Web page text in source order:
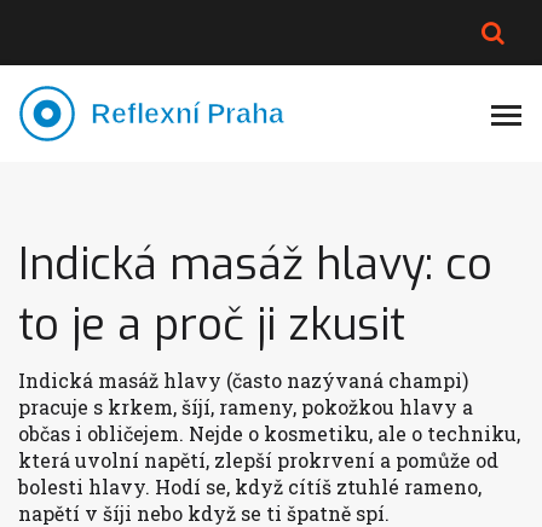
VÝMĚNA VODY
Indická masáž hlavy: co
to je a proč ji zkusit
Indická masáž hlavy (často nazývaná champi)
pracuje s krkem, šíjí, rameny, pokožkou hlavy a
občas i obličejem. Nejde o kosmetiku, ale o techniku,
která uvolní napětí, zlepší prokrvení a pomůže od
bolesti hlavy. Hodí se, když cítíš ztuhlé rameno,
napětí v šíji nebo když se ti špatně spí.